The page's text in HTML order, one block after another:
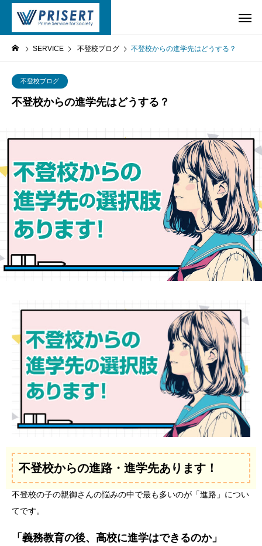
SERVICE 不登校ブログ 不登校からの進学先はどうする？
不登校ブログ
不登校からの進学先はどうする？
不登校からの進路・進学先あります！
不登校の子の親御さんの悩みの中で最も多いのが「進路」につい
てです。
「義務教育の後、高校に進学はできるのか」